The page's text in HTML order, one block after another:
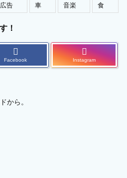
告 車 音楽 食
！
Facebook Instagram
から。